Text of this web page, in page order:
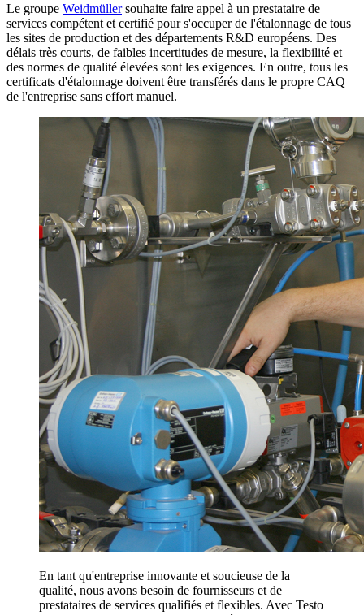
Le groupe Weidmüllersouhaite faire appel à un prestataire de
services compétent et certifié pour s'occuper de l'étalonnage de tous
les sites de production et des départements R&D européens. Des
délais très courts, de faibles incertitudes de mesure, la flexibilité et
des normes de qualité élevées sont les exigences. En outre, tous les
certificats d'étalonnage doivent être transférés dans le propre CAQ
de l'entreprise sans effort manuel.
En tant qu'entreprise innovante et soucieuse de la
qualité, nous avons besoin de fournisseurs et de
prestataires de services qualifiés et flexibles. Avec Testo